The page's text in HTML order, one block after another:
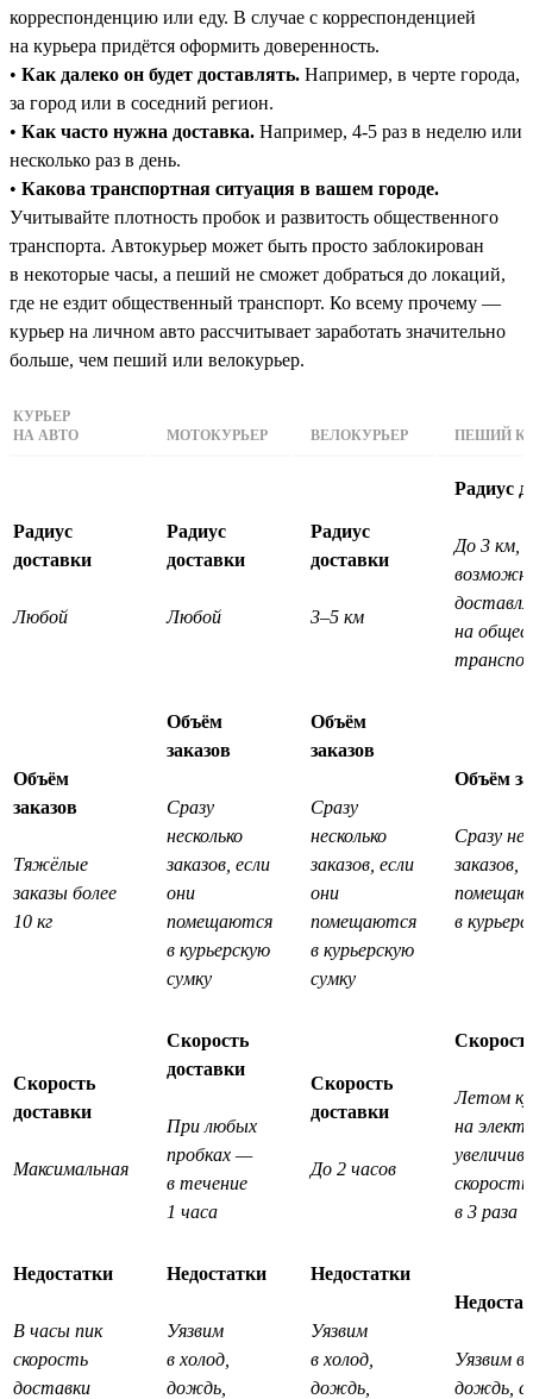
корреспонденцию или еду. В случае с корреспонденцией
на курьера придётся оформить доверенность.
• Как далеко он будет доставлять. Например, в черте города,
за город или в соседний регион.
• Как часто нужна доставка. Например, 4-5 раз в неделю или
несколько раз в день.
• Какова транспортная ситуация в вашем городе.
Учитывайте плотность пробок и развитость общественного
транспорта. Автокурьер может быть просто заблокирован
в некоторые часы, а пеший не сможет добраться до локаций,
где не ездит общественный транспорт. Ко всему прочему —
курьер на личном авто рассчитывает заработать значительно
больше, чем пеший или велокурьер.
КУРЬЕР
НА АВТО
МОТОКУРЬЕР ВЕЛОКУРЬЕР ПЕШИЙ
Радиус
доставки
Любой
Радиус
доставки
Любой
Радиус
доставки
3–5 км
Радиус
До 3 км,
на
Объём
заказов
Тяжёлые
заказы более
10 кг
Объём
заказов
Сразу
несколько
заказов, если
они
помещаются
в курьерскую
сумку
Объём
заказов
Сразу
несколько
заказов, если
они
помещаются
в курьерскую
сумку
Объём
Сразу
заказов,
в
Скорость
доставки
Максимальная
Скорость
доставки
При любых
пробках —
в течение
1 часа
Скорость
доставки
До 2 часов
Летом
на
в 3 раза
Недостатки
В часы пик
скорость
доставки
Недостатки
Уязвим
в холод,
дождь,
Недостатки
Уязвим
в холод,
дождь,
Уязвим в
дождь,